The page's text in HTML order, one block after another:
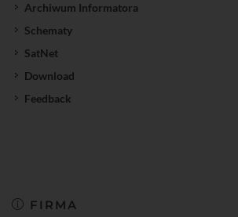
Archiwum Informatora
Schematy
SatNet
Download
Feedback
FIRMA